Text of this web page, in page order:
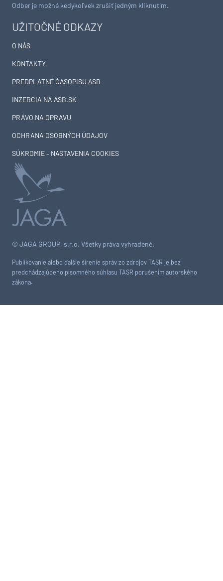
© JAGA GROUP, s.r.o. Všetky práva vyhradené.
Publikovanie alebo ďalšie šírenie správ zo zdrojov TASR je bez
predchádzajúceho písomného súhlasu TASR porušením autorského
zákona.
UŽITOČNÉ ODKAZY
O NÁS
KONTAKTY
PREDPLATNÉ ČASOPISU ASB
INZERCIA NA ASB.SK
PRÁVO NA OPRAVU
OCHRANA OSOBNÝCH ÚDAJOV
SÚKROMIE – NASTAVENIA COOKIES
Odber je možné kedykoľvek zrušiť jedným kliknutím.